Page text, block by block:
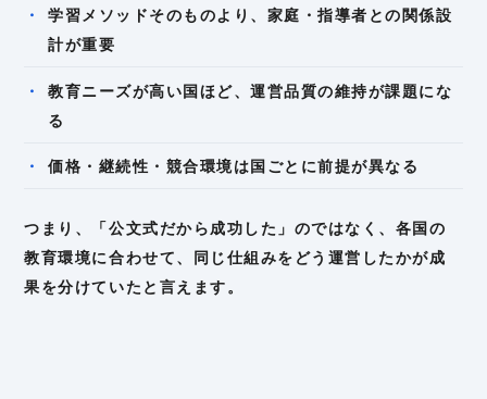
学習メソッドそのものより、家庭・指導者との関係設
計が重要
教育ニーズが高い国ほど、運営品質の維持が課題にな
る
価格・継続性・競合環境は国ごとに前提が異なる
つまり、「公文式だから成功した」のではなく、各国の
教育環境に合わせて、同じ仕組みをどう運営したかが成
果を分けていたと言えます。